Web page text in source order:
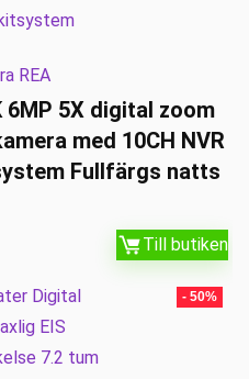
REA
6MP 5X digital zoom
med 10CH NVR
Fullfärgs natts
Till butiken
- 50%